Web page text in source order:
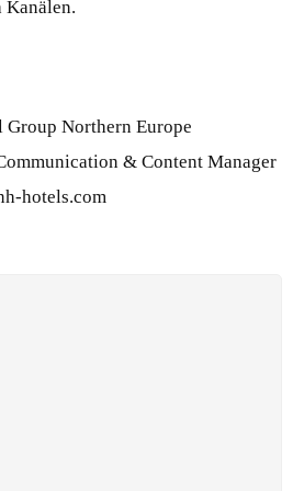
Kanälen.
Group Northern Europe
& Content Manager
hotels.com